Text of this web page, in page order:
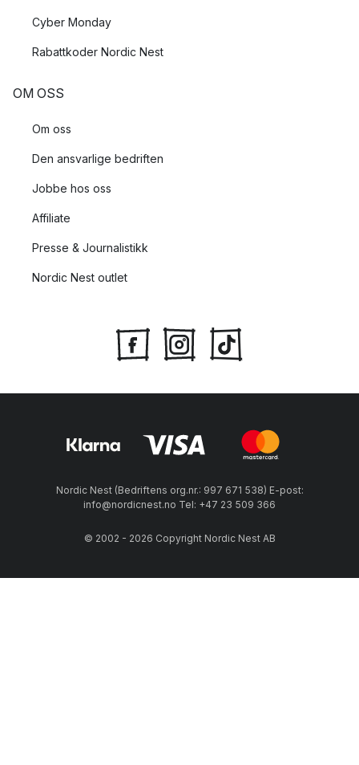
Cyber Monday
Rabattkoder Nordic Nest
OM OSS
Om oss
Den ansvarlige bedriften
Jobbe hos oss
Affiliate
Presse & Journalistikk
Nordic Nest outlet
Nordic Nest (Bedriftens org.nr.: 997 671 538) E-post:
info@nordicnest.no Tel: +47 23 509 366
© 2002 - 2026 Copyright Nordic Nest AB